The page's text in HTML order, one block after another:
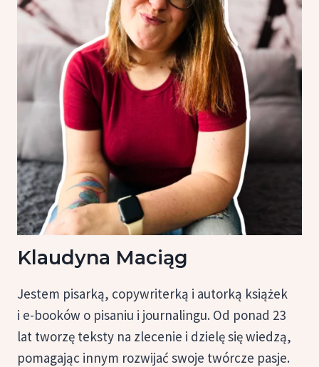
Klaudyna Maciąg
Jestem pisarką, copywriterką i autorką książek
i e-booków o pisaniu i journalingu. Od ponad 23
lat tworzę teksty na zlecenie i dzielę się wiedzą,
pomagając innym rozwijać swoje twórcze pasje.